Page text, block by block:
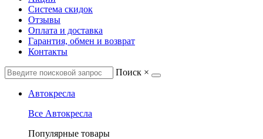
Система скидок
Отзывы
Оплата и доставка
Гарантия, обмен и возврат
Контакты
Поиск ×
Автокресла
Все Автокресла
Популярные товары